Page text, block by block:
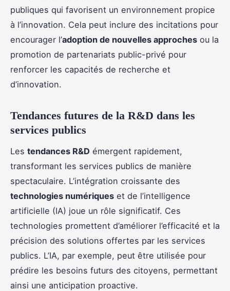
publiques qui favorisent un environnement propice
à l’innovation. Cela peut inclure des incitations pour
encourager l’adoption de nouvelles approches ou la
promotion de partenariats public-privé pour
renforcer les capacités de recherche et
d’innovation.
Tendances futures de la R&D dans les
services publics
Les tendances R&D émergent rapidement,
transformant les services publics de manière
spectaculaire. L’intégration croissante des
technologies numériques et de l’intelligence
artificielle (IA) joue un rôle significatif. Ces
technologies promettent d’améliorer l’efficacité et la
précision des solutions offertes par les services
publics. L’IA, par exemple, peut être utilisée pour
prédire les besoins futurs des citoyens, permettant
ainsi une anticipation proactive.